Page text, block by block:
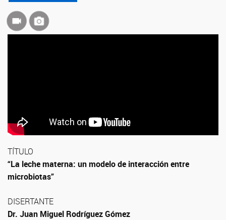
TÍTULO
“La leche materna: un modelo de interacción entre
microbiotas”
DISERTANTE
Dr. Juan Miguel Rodríguez Gómez